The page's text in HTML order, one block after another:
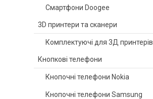
Смартфони Doogee
3D принтери та сканери
Комплектуючі для 3Д принтерів
Кнопкові телефони
Кнопочні телефони Nokia
Кнопочні телефони Samsung